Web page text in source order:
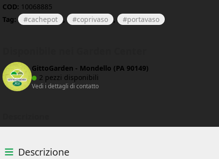
COD: 10068885
Tag:
cachepot , coprivaso , portavaso
GittoGarden - Mondello (PA 90149)
2 pezzi disponibili
Vedi i dettagli di contatto
Descrizione